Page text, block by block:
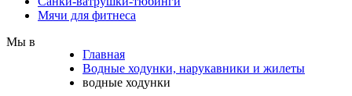
Мячи для фитнеса
Главная
Водные ходунки, нарукавники и жилеты
водные ходунки
Мы в